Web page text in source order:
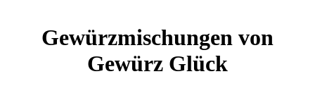
Gewürzmischungen von
Gewürz Glück